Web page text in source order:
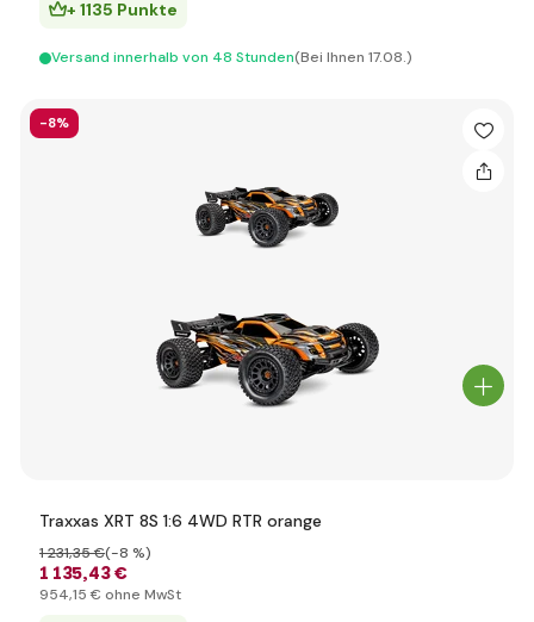
+ 1135 Punkte
Versand innerhalb von 48 Stunden(Bei Ihnen 17.08.)
-8%
Traxxas XRT 8S 1:6 4WD RTR orange
1 135,43 €
1 231,35 €(-8 %)
954,15 € ohne MwSt